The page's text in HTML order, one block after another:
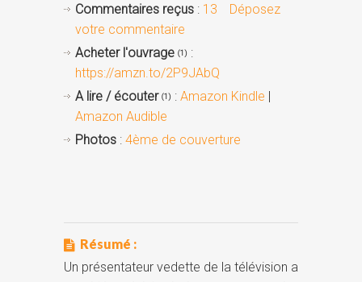
Commentaires reçus : 13
Déposez
votre commentaire
Acheter l'ouvrage (1) :
https://amzn.to/2P9JAbQ
A lire / écouter (1) : Amazon Kindle |
Amazon Audible
Photos : 4ème de couverture
Résumé :
Un présentateur vedette de la télévision a